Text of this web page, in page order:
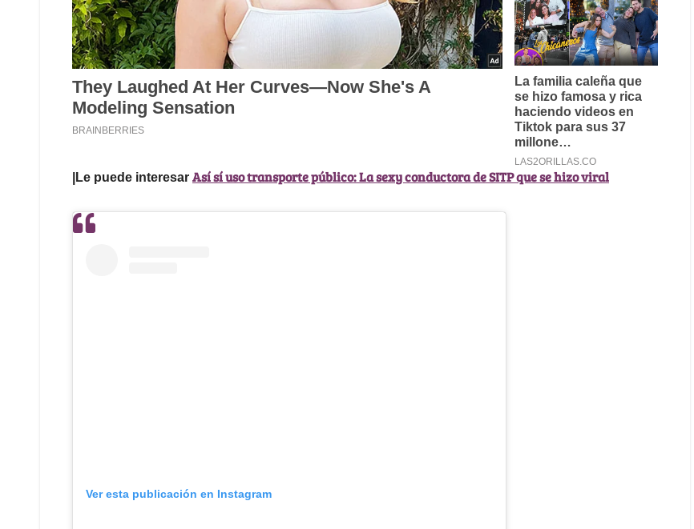
|Le puede interesar Así sí uso transporte público: La sexy conductora de SITP que se hizo viral
Ver esta publicación en Instagram